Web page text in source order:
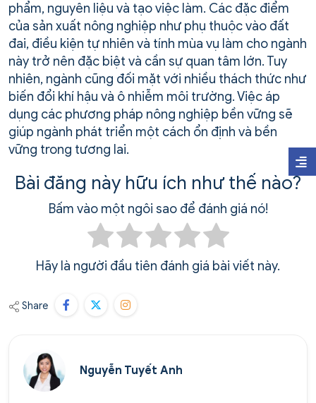
phẩm, nguyên liệu và tạo việc làm. Các đặc điểm
của sản xuất nông nghiệp như phụ thuộc vào đất
đai, điều kiện tự nhiên và tính mùa vụ làm cho ngành
này trở nên đặc biệt và cần sự quan tâm lớn. Tuy
nhiên, ngành cũng đối mặt với nhiều thách thức như
biến đổi khí hậu và ô nhiễm môi trường. Việc áp
dụng các phương pháp nông nghiệp bền vững sẽ
giúp ngành phát triển một cách ổn định và bền
vững trong tương lai.
Bài đăng này hữu ích như thế nào?
Bấm vào một ngôi sao để đánh giá nó!
Hãy là người đầu tiên đánh giá bài viết này.
Share
Nguyễn Tuyết Anh